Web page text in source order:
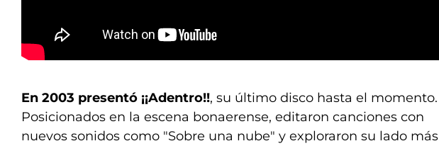
En 2003 presentó ¡¡Adentro!!, su último disco hasta el momento.
Posicionados en la escena bonaerense, editaron canciones con
nuevos sonidos como "Sobre una nube" y exploraron su lado más